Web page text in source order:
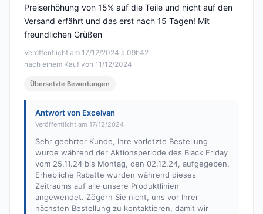
Veröffentlicht am 17/12/2024 à 09h42
nach einem Kauf von 11/12/2024
Preiserhöhung von 15% auf die Teile und nicht auf den
Versand erfährt und das erst nach 15 Tagen! Mit
freundlichen Grüßen
Übersetzte Bewertungen
Antwort von Excelvan
Veröffentlicht am 17/12/2024
Sehr geehrter Kunde, Ihre vorletzte Bestellung
wurde während der Aktionsperiode des Black Friday
vom 25.11.24 bis Montag, den 02.12.24, aufgegeben.
Erhebliche Rabatte wurden während dieses
Zeitraums auf alle unsere Produktlinien
angewendet. Zögern Sie nicht, uns vor Ihrer
nächsten Bestellung zu kontaktieren, damit wir